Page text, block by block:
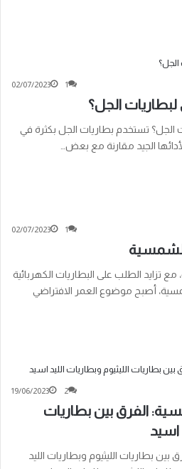
02/07/2023 1
لبطاريات الجل؟
الجل؟ تستخدم بطاريات الجل بكثرة في
الجيد مقارنة مع بعض…
02/07/2023 1
تزايد الطلب على البطاريات الكهربائية
أصبح موضوع العمر الافتراضي
19/06/2023 2
الفرق بين بطاريات
اسيد
بطاريات الليثيوم وبطاريات الليد